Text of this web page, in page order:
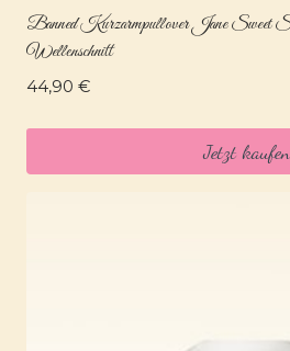
Banned Kurzarmpullover Jane Sweet
Wellenschnitt
44,90 €
Jetzt kaufen